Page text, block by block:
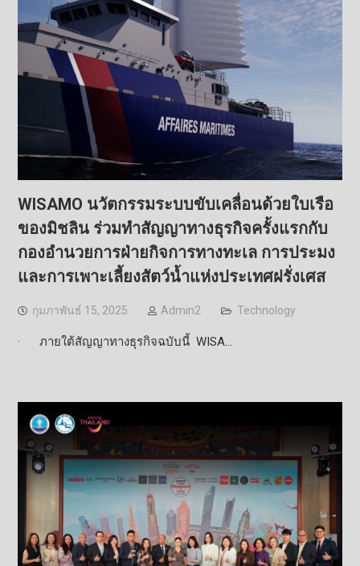
WISAMO นวัตกรรมระบบขับเคลื่อนด้วยใบเรือ
ของมิชลิน ร่วมทำสัญญาทางธุรกิจครั้งแรกกับ
กองอำนวยการฝ่ายกิจการทางทะเล การประมง
และการเพาะเลี้ยงสัตว์น้ำแห่งประเทศฝรั่งเศส
กุมภาพันธ์ 15, 2025 Admin2 Technology
· ภายใต้สัญญาทางธุรกิจฉบับนี้ WISA…